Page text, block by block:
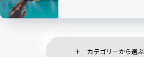
カテゴリーから選ぶ